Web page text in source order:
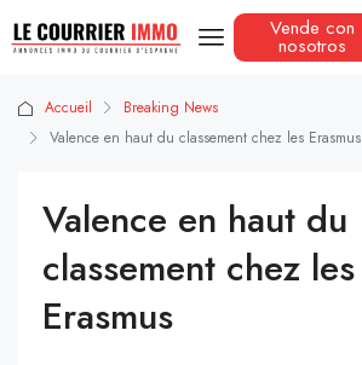
Vende con
nosotros
Accueil
Breaking News
Valence en haut du classement chez les Erasmus
Valence en haut du
classement chez les
Erasmus